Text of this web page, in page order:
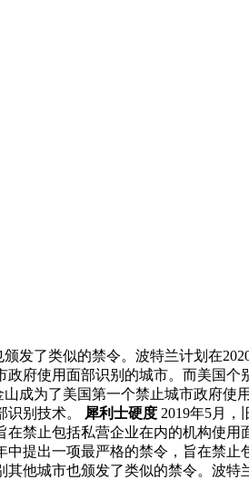
发了类似的禁令。波特兰计划在
府使用面部识别的城市。而美国
成为了美国第一个禁止城市政府使
识别技术。
犀利士硬度 2019年5月，
禁止包括私营企业在内的机构使用
提出一项最严格的禁令，旨在禁
他城市也颁发了类似的禁令。波特